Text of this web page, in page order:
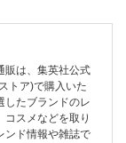
販は、集英社公式
トア)で購入いた
したブランドのレ
スメなどを取り
ンド情報や雑誌で